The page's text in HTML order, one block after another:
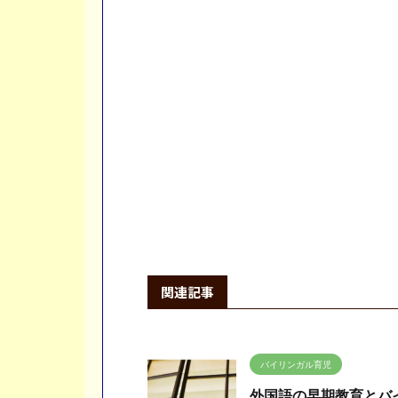
関連記事
バイリンガル育児